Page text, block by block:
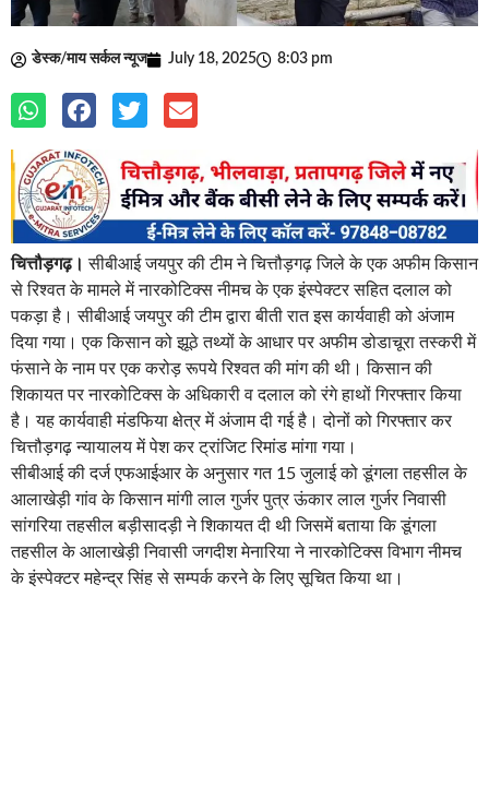
डेस्क/माय सर्कल न्यूज July 18, 2025 8:03 pm
चित्तौड़गढ़। सीबीआई जयपुर की टीम ने चित्तौड़गढ़ जिले के एक अफीम किसान
से रिश्वत के मामले में नारकोटिक्स नीमच के एक इंस्पेक्टर सहित दलाल को
पकड़ा है। सीबीआई जयपुर की टीम द्वारा बीती रात इस कार्यवाही को अंजाम
दिया गया। एक किसान को झूठे तथ्यों के आधार पर अफीम डोडाचूरा तस्करी में
फंसाने के नाम पर एक करोड़ रूपये रिश्वत की मांग की थी। किसान की
शिकायत पर नारकोटिक्स के अधिकारी व दलाल को रंगे हाथों गिरफ्तार किया
है। यह कार्यवाही मंडफिया क्षेत्र में अंजाम दी गई है। दोनों को गिरफ्तार कर
चित्तौड़गढ़ न्यायालय में पेश कर ट्रांजिट रिमांड मांगा गया।
सीबीआई की दर्ज एफआईआर के अनुसार गत 15 जुलाई को डूंगला तहसील के
आलाखेड़ी गांव के किसान मांगी लाल गुर्जर पुत्र ऊंकार लाल गुर्जर निवासी
सांगरिया तहसील बड़ीसादड़ी ने शिकायत दी थी जिसमें बताया कि डूंगला
तहसील के आलाखेड़ी निवासी जगदीश मेनारिया ने नारकोटिक्स विभाग नीमच
के इंस्पेक्टर महेन्द्र सिंह से सम्पर्क करने के लिए सूचित किया था।